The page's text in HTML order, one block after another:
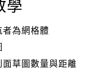
學
為網格體
草圖數量與距離